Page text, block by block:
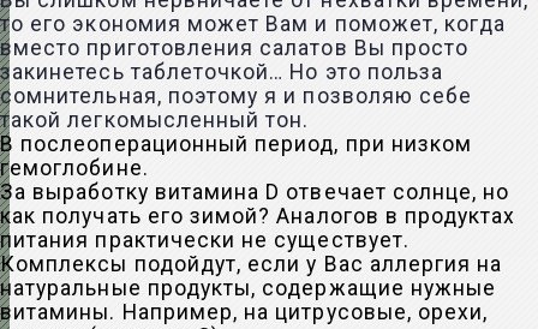
то его экономия может Вам и поможет, когда
вместо приготовления салатов Вы просто
закинетесь таблеточкой… Но это польза
сомнительная, поэтому я и позволяю себе
такой легкомысленный тон.
В послеоперационный период, при низком
гемоглобине.
За выработку витамина D отвечает солнце, но
как получать его зимой? Аналогов в продуктах
питания практически не существует.
Комплексы подойдут, если у Вас аллергия на
натуральные продукты, содержащие нужные
витамины. Например, на цитрусовые, орехи,